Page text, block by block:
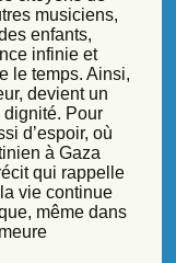
musiciens,
enfants,
infinie et
le temps. Ainsi,
devient un
Pour
d’espoir, où
à Gaza
qui rappelle
vie continue
même dans